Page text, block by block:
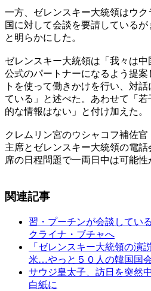
一方、ゼレンスキー大統領はウ
国に対して会談を要請している
と明らかにした。
ゼレンスキー大統領は「我々は
公式のパートナーになるよう提
トを使って働きかけを行い、対
ている」と述べた。あわせて「
的な情報はない」と付け加えた。
クレムリン宮のウシャコフ補佐
主席とゼレンスキー大統領の電
席の日程問題で一両日中は可能性
関連記事
習・プーチンが会談してい
クライナ・ブチャへ
「ゼレンスキー大統領の演
米…やっと５０人の韓国国
サウジ皇太子、訪日を突然
白紙に